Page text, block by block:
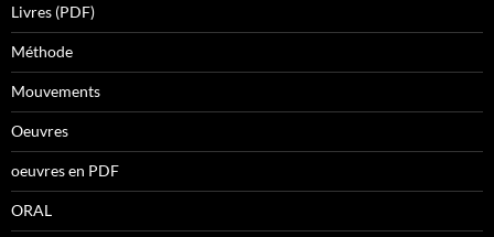
Livres (PDF)
Méthode
Mouvements
Oeuvres
oeuvres en PDF
ORAL